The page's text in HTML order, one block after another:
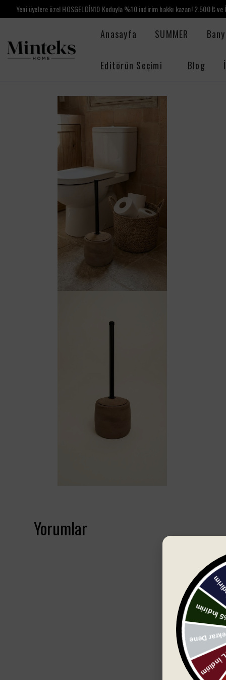
Yeni üyelere özel HOSGELDİN10 Koduyla %10 indirim hakkı kazan! 2.500 ₺
Anasayfa SUMMER
Editörün Seçimi Blog
Yorumlar